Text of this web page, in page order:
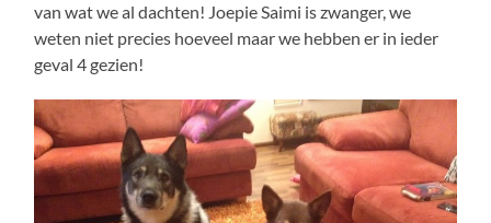
van wat we al dachten! Joepie Saimi is zwanger, we
weten niet precies hoeveel maar we hebben er in ieder
geval 4 gezien!